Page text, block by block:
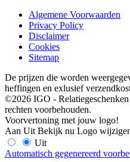
Algemene Voorwaarden
Privacy Policy
Disclaimer
Cookies
Sitemap
De prijzen die worden
heffingen en exlusief
©2026 IGO -
rechten voorbehouden.
Voorvertoning met jouw logo!
Aan Uit Bekijk nu Logo
Uit
Automatisch gegenereerd